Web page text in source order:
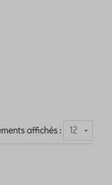
affichés :